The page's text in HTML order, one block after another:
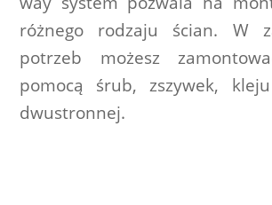
różnego rodzaju ścian. W
potrzeb możesz
pomocą śrub, zszywek,
dwustronnej.